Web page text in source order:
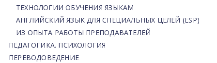
ТЕХНОЛОГИИ ОБУЧЕНИЯ ЯЗЫКАМ
АНГЛИЙСКИЙ ЯЗЫК ДЛЯ СПЕЦИАЛЬНЫХ ЦЕЛЕЙ (ESP)
ИЗ ОПЫТА РАБОТЫ ПРЕПОДАВАТЕЛЕЙ
ПЕДАГОГИКА. ПСИХОЛОГИЯ
ПЕРЕВОДОВЕДЕНИЕ